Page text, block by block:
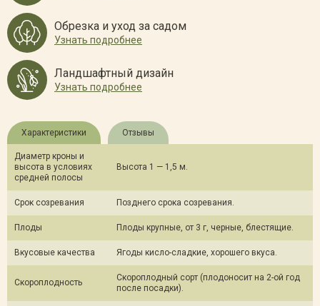
Обрезка и уход за садом
Узнать подробнее
Ландшафтный дизайн
Узнать подробнее
Характеристики Отзывы
Диаметр кроны и
высота в условиях
средней полосы
Высота 1 — 1,5 м.
Срок созревания Позднего срока созревания.
Плоды Плоды крупные, от 3 г, черные, блестящие.
Вкусовые качества Ягоды кисло-сладкие, хорошего вкуса.
Скороплодность
Скороплодный сорт (плодоносит на 2-ой год
после посадки).